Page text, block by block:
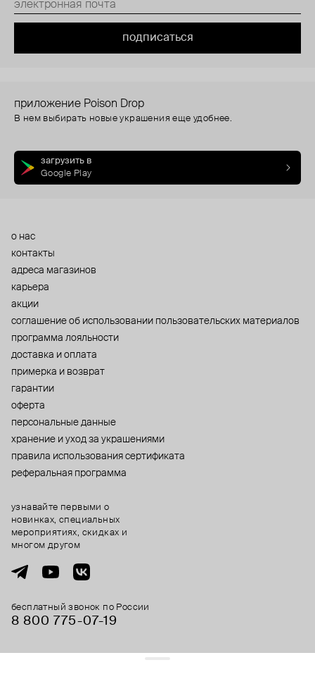
подписаться
приложение Poison Drop
В нем выбирать новые украшения еще удобнее.
загрузить в
Google Play
о нас
контакты
адреса магазинов
карьера
акции
cоглашение об использовании пользовательских материалов
программа лояльности
доставка и оплата
примерка и возврат
гарантии
оферта
персональные данные
хранение и уход за украшениями
правила использования сертификата
реферальная программа
бесплатный звонок по России
8 800 775⁠-07⁠-19
узнавайте первыми о
новинках, специальных
мероприятиях, скидках и
многом другом